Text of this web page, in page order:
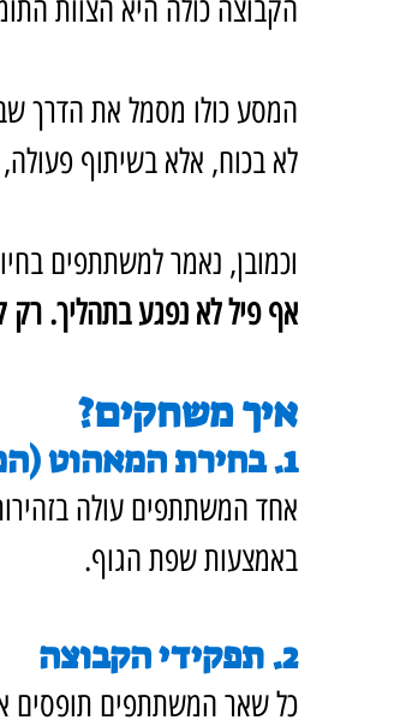
הקבוצה כולה היא הצוות
המסע כולו מסמל את הדרך
לא בכוח, אלא בשיתוף פעולה,
וכמובן, נאמר למשתתפים
אף פיל לא נפגע בתהליך. רק
איך משחקים?
1. בחירת המאהוט (המוביל)
אחד המשתתפים עולה
באמצעות שפת הגוף.
2. תפקידי הקבוצה
כל שאר המשתתפים תופסים